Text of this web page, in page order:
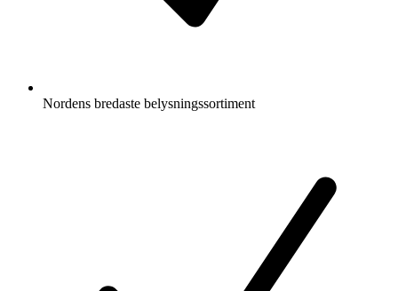
Nordens bredaste belysningssortiment